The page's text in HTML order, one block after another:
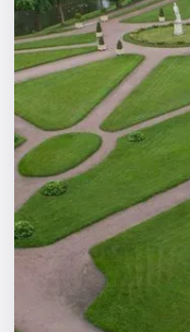
Города
Площадки
Артисты
Рейтинги